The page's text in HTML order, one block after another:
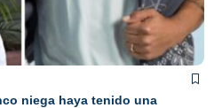
niega haya tenido una